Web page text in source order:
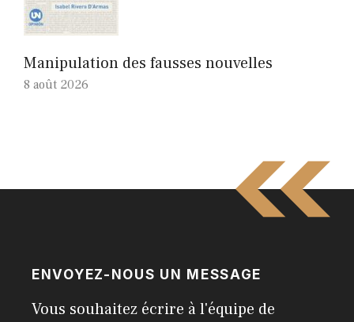
Manipulation des fausses nouvelles
8 août 2026
ENVOYEZ-NOUS UN MESSAGE
Vous souhaitez écrire à l'équipe de